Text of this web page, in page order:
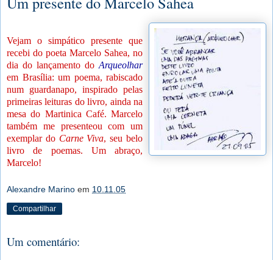
Vejam o simpático presente que
recebi do poeta Marcelo Sahea, no
dia do lançamento do Arqueolhar
em Brasília: um poema, rabiscado
num guardanapo, inspirado pelas
primeiras leituras do livro, ainda na
mesa do Martinica Café. Marcelo
também me presenteou com um
exemplar do Carne Viva, seu belo
livro de poemas. Um abraço,
Marcelo!
Alexandre Marino em 10.11.05
Compartilhar
Um comentário: